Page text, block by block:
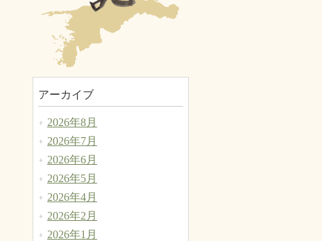
アーカイブ
2026年8月
2026年7月
2026年6月
2026年5月
2026年4月
2026年2月
2026年1月